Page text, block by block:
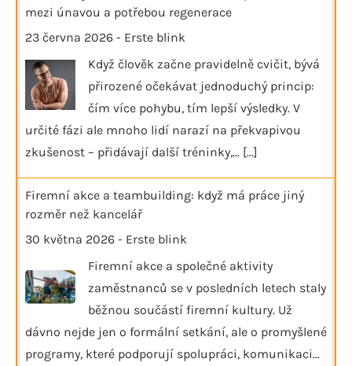
mezi únavou a potřebou regenerace
23 června 2026 - Erste blink
Když člověk začne pravidelně cvičit, bývá
přirozené očekávat jednoduchý princip:
čím více pohybu, tím lepší výsledky. V
určité fázi ale mnoho lidí narazí na překvapivou
zkušenost – přidávají další tréninky,… [...]
Firemní akce a teambuilding: když má práce jiný
rozměr než kancelář
30 května 2026 - Erste blink
Firemní akce a společné aktivity
zaměstnanců se v posledních letech staly
běžnou součástí firemní kultury. Už
dávno nejde jen o formální setkání, ale o promyšlené
programy, které podporují spolupráci, komunikaci…